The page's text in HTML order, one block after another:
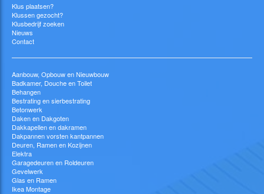
Klus plaatsen?
Klussen gezocht?
Klusbedrijf zoeken
Nieuws
Contact
Aanbouw, Opbouw en Nieuwbouw
Badkamer, Douche en Toilet
Behangen
Bestrating en sierbestrating
Betonwerk
Daken en Dakgoten
Dakkapellen en dakramen
Dakpannen vorsten kantpannen
Deuren, Ramen en Kozijnen
Elektra
Garagedeuren en Roldeuren
Gevelwerk
Glas en Ramen
Ikea Montage